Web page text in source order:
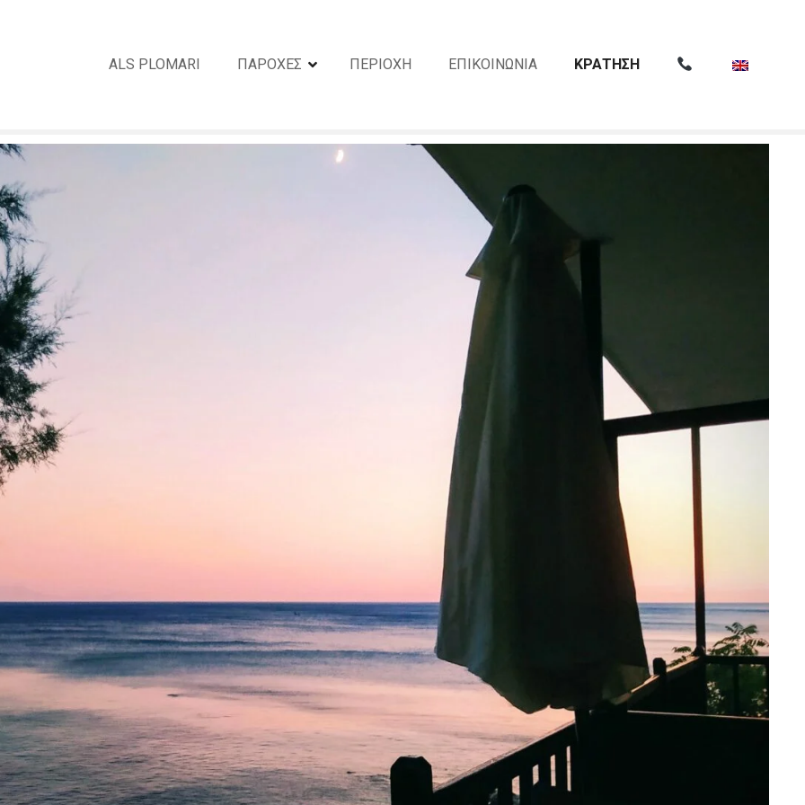
ALS PLOMARI ΠΑΡΟΧΕΣ ΠΕΡΙΟΧΗ ΕΠΙΚΟΙΝΩΝΙΑ ΚΡΑΤΗΣΗ